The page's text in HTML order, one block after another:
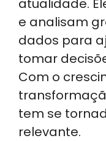
atualidade.
e analisam
dados para
tomar
Com o
tem se
relevante.